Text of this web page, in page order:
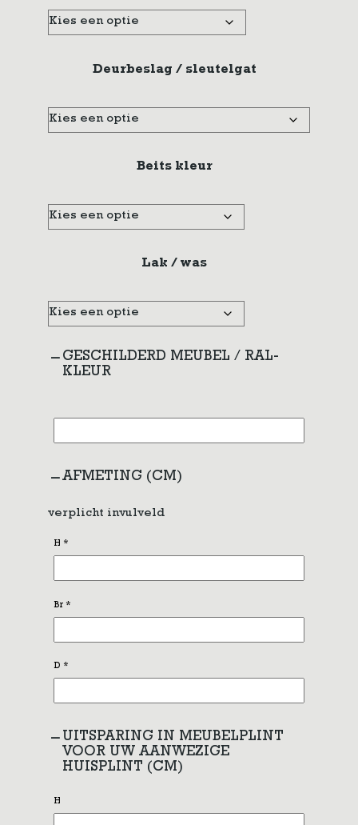
Deurbeslag / sleutelgat
Beits kleur
Lak / was
GESCHILDERD MEUBEL / RAL-
KLEUR
AFMETING (CM)
verplicht invulveld
H *
Br *
D *
UITSPARING IN MEUBELPLINT
VOOR UW AANWEZIGE
HUISPLINT (CM)
H